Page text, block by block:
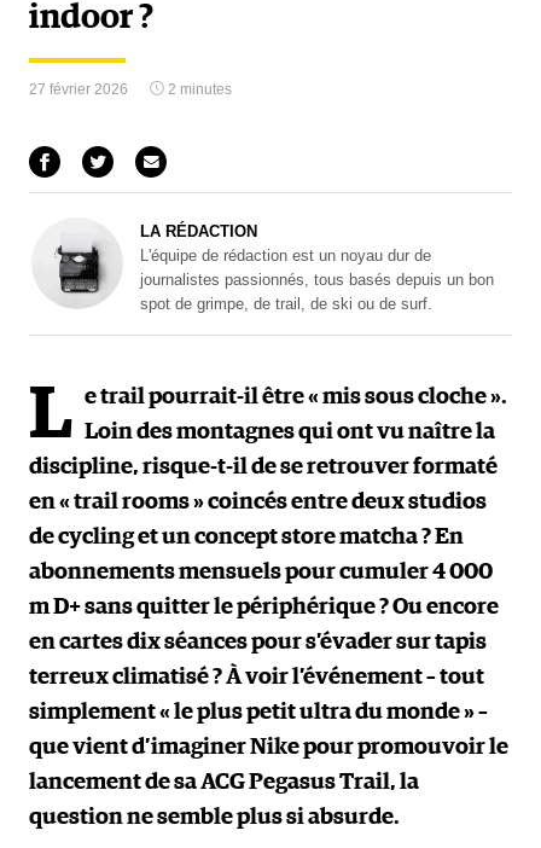
indoor ?
27 février 2026 2 minutes
LA RÉDACTION
L'équipe de rédaction est un noyau dur de
journalistes passionnés, tous basés depuis un bon
spot de grimpe, de trail, de ski ou de surf.
L e trail pourrait-il être « mis sous cloche ».
Loin des montagnes qui ont vu naître la
discipline, risque-t-il de se retrouver formaté
en « trail rooms » coincés entre deux studios
de cycling et un concept store matcha ? En
abonnements mensuels pour cumuler 4 000
m D+ sans quitter le périphérique ? Ou encore
en cartes dix séances pour s’évader sur tapis
terreux climatisé ? À voir l’événement – tout
simplement « le plus petit ultra du monde » –
que vient d’imaginer Nike pour promouvoir le
lancement de sa ACG Pegasus Trail, la
question ne semble plus si absurde.